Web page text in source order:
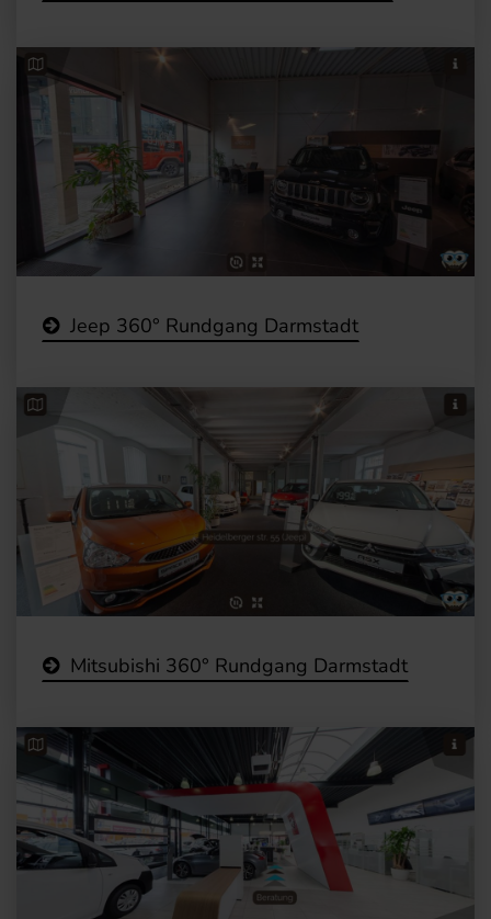
Jeep 360° Rundgang Darmstadt
Mitsubishi 360° Rundgang Darmstadt